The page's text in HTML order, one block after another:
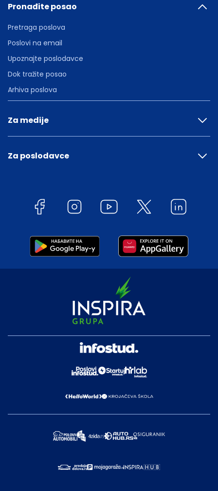
Pronađite posao
Pretraga poslova
Poslovi na email
Upoznajte poslodavce
Dok tražite posao
Arhiva poslova
Za medije
Za poslodavce